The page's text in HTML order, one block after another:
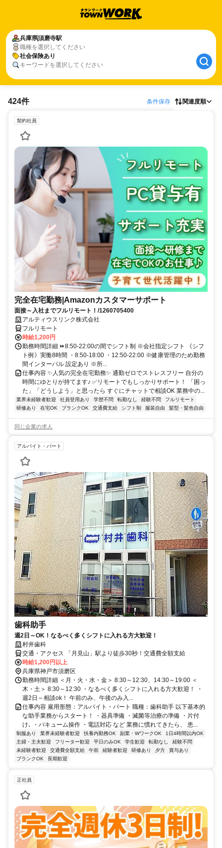
兵庫県須磨寺駅
職種を選択してください
社会保険あり
キーワードを選択してください
424件 条件保存 関連度順
契約社員
完全在宅勤務|Amazonカスタマーサポート
面接～入社までフルリモート！/1260705400
アルティウスリンク株式会社
フルリモート
時給1,200円
勤務時間詳細 ⏩8:50-22:00の間でシフト制 ※会社指定シフト 《シフ
ト例》実働8時間 ・8:50-18:00 ・12:50-22:00 ※健康管理のため勤務
間インターバル 設定あり ※所...
仕事内容 ✨人気の完全在宅勤務✨ 通勤ゼロでストレスフリー 自分の
時間にゆとりが持てます♪ ✅リモートでもしっかりサポート！ 「困っ
た」「どうしよう」と思ったら すぐにチャットで相談OK 業務中の...
業界未経験者歓迎 社員登用あり 学歴不問 転勤なし 経験不問
フルリモート
研修あり
在宅OK ブランクOK 交通費支給 シフト制 服装自由 髪型・髪色自由
同じ企業の求人
アルバイト・パート
歯科助手
週2日～OK！なるべく多くシフトに入れる方大歓迎！
村井歯科
交通・アクセス 「月見山」駅より徒歩30秒！交通費全額支給
時給1,200円以上
兵庫県神戸市須磨区
勤務時間詳細 ＜月・火・水・金＞ 8:30～12:30、14:30～19:00 ＜
木・土＞ 8:30～12:30 ・なるべく多くシフトに入れる方大歓迎！ ・
週2日～相談ok！ 午前のみ、午後のみ入...
仕事内容 雇用形態：アルバイト・パート 職種：歯科助手 以下基本的
な助手業務からスタート！ ・器具準備 ・滅菌等治療の準備 ・片付
け､ ・バキューム操作 ・電話対応 など 業務に慣れてきたら、 患...
制服あり 業界未経験者歓迎 扶養内勤務OK 副業・WワークOK
1日4時間以内OK
主婦・主夫歓迎
フリーター歓迎 平日のみOK 学生歓迎 転勤なし
経験不問
未経験者歓迎
交通費全額支給 午前 経験者歓迎 研修あり 夕方
賞与あり
ブランクOK
長期歓迎
正社員